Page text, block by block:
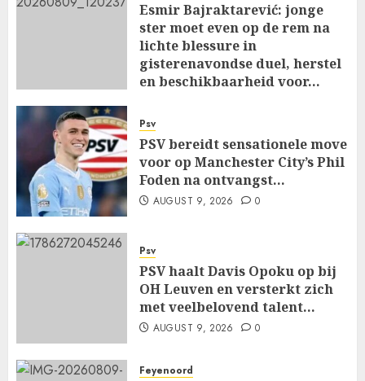
Esmir Bajraktarević: jonge
ster moet even op de rem na
lichte blessure in
gisterenavondse duel, herstel
en beschikbaarheid voor…
Psv
PSV bereidt sensationele move
voor op Manchester City’s Phil
Foden na ontvangst…
AUGUST 9, 2026 0
Psv
PSV haalt Davis Opoku op bij
OH Leuven en versterkt zich
met veelbelovend talent…
AUGUST 9, 2026 0
Feyenoord